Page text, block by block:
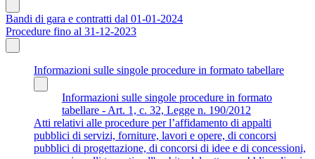
Bandi di gara e contratti dal 01-01-2024
Procedure fino al 31-12-2023
Informazioni sulle singole procedure in formato tabellare
Informazioni sulle singole procedure in formato
tabellare - Art. 1, c. 32, Legge n. 190/2012
Atti relativi alle procedure per l’affidamento di appalti
pubblici di servizi, forniture, lavori e opere, di concorsi
pubblici di progettazione, di concorsi di idee e di concessioni,